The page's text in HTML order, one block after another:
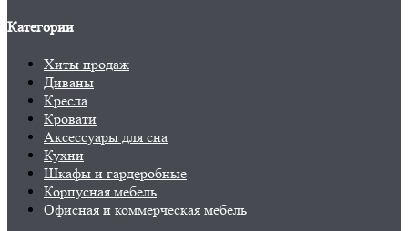
Категории
Хиты продаж
Диваны
Кресла
Кровати
Аксессуары для сна
Кухни
Шкафы и гардеробные
Корпусная мебель
Офисная и коммерческая мебель